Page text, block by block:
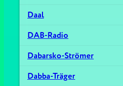
Daal
DAB-Radio
Dabarsko-Strömer
Dabba-Träger